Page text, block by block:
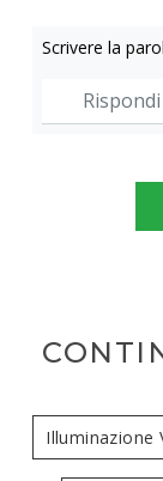
Scrivere la
Illuminazione